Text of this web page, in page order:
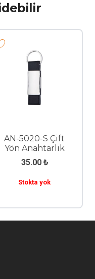
AN-5020-S Çift
Yön Anahtarlık
35.00 ₺
Stokta yok